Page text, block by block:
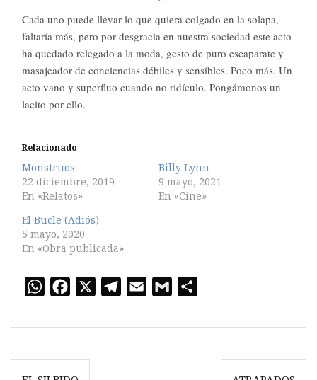
Cada uno puede llevar lo que quiera colgado en la solapa,
faltaría más, pero por desgracia en nuestra sociedad este acto
ha quedado relegado a la moda, gesto de puro escaparate y
masajeador de conciencias débiles y sensibles. Poco más. Un
acto vano y superfluo cuando no ridículo. Pongámonos un
lacito por ello.
Relacionado
Monstruos
22 diciembre, 2019
En «Relatos»
Billy Lynn
9 mayo, 2021
En «Cine»
El Bucle (Adiós)
5 mayo, 2020
En «Obra publicada»
W
a
c
l
a
a
m
Navegación